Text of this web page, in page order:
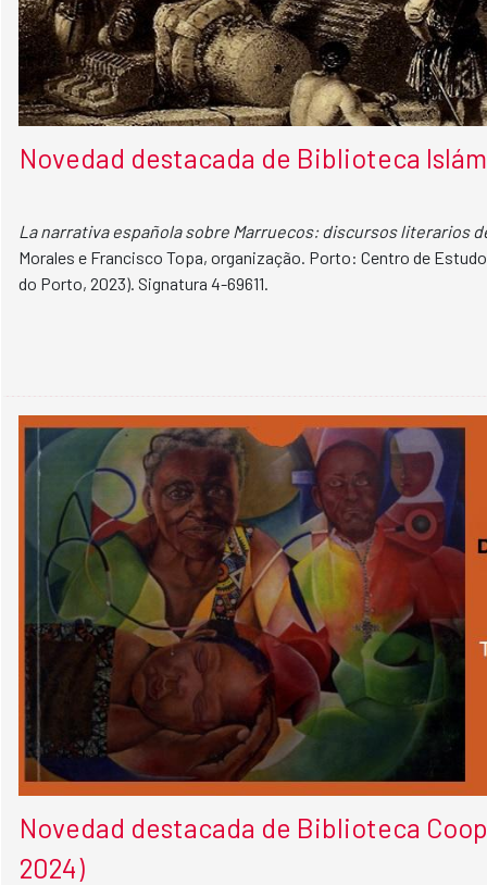
Novedad destacada de Biblioteca
La narrativa española sobre Marruecos: discursos literarios
Morales e Francisco Topa, organização. Porto: Centro de
do Porto, 2023). Signatura 4-69611.
Novedad destacada de Biblioteca
2024)